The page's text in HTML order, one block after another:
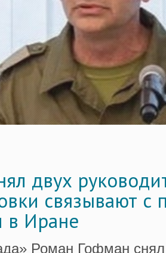
двух
связывают с
в Иране
Роман Гофман снял